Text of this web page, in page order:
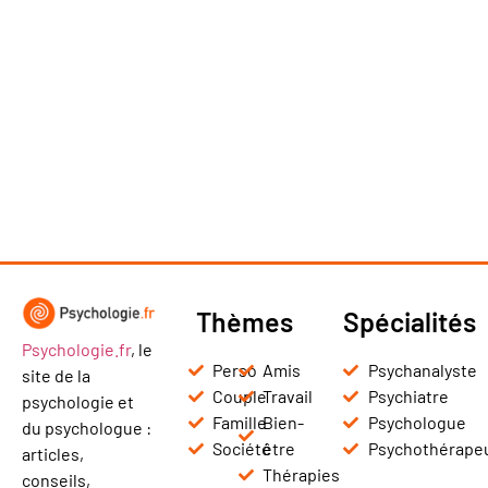
Psychologie.fr, le
site de la
psychologie et
du psychologue :
articles,
conseils,
Thèmes
Perso
Couple
Famille
Société
Amis
Travail
Bien-
être
Thérapies
Spécialités
Psychanalyste
Psychiatre
Psychologue